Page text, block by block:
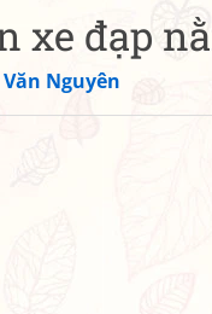
xe đạp
Nguyên